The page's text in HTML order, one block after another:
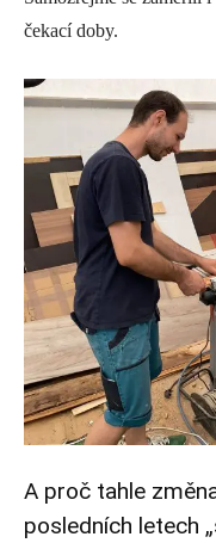
čekací doby.
A proč tahle
posledních letech